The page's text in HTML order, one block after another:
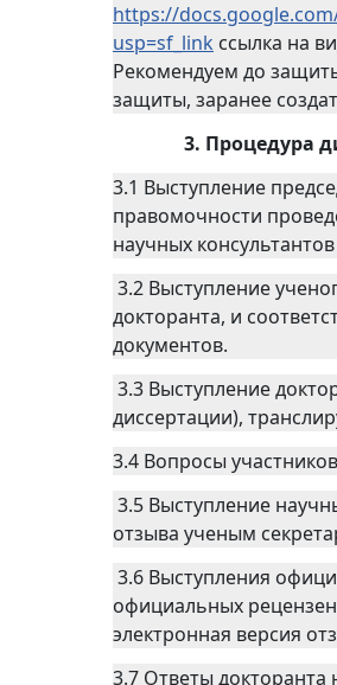
https://
usp=sf_link ссылка на
Рекомендуем до
защиты, заранее
3. Процедура
3.1 Выступление
правомочности
научных
3.2 Выступление
докторанта, и
документов.
3.3 Выступление
диссертации),
3.4 Вопросы
3.5 Выступление
отзыва ученым
3.6 Выступления
официальных
электронная версия
3.7 Ответы